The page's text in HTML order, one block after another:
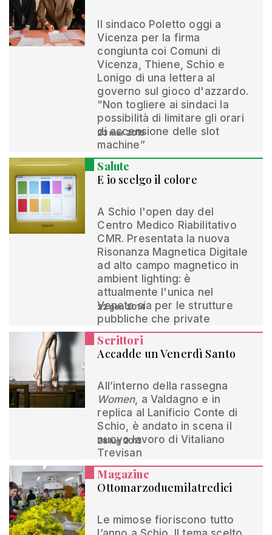
Il sindaco Poletto oggi a
Vicenza per la firma
congiunta coi Comuni di
Vicenza, Thiene, Schio e
Lonigo di una lettera al
governo sul gioco d'azzardo.
“Non togliere ai sindaci la
possibilità di limitare gli orari
di accensione delle slot
machine”
23 mar 2015
Salute
E io scelgo il colore
A Schio l'open day del
Centro Medico Riabilitativo
CMR. Presentata la nuova
Risonanza Magnetica Digitale
ad alto campo magnetico in
ambient lighting: è
attualmente l'unica nel
Veneto sia per le strutture
pubbliche che private
22 gen 2014
Scrittori
Accadde un Venerdì Santo
All’interno della rassegna
Women, a Valdagno e in
replica al Lanificio Conte di
Schio, è andato in scena il
nuovo lavoro di Vitaliano
Trevisan
28 lug 2013
Magazine
Ottomarzoduemilatredici
Le mimose fioriscono tutto